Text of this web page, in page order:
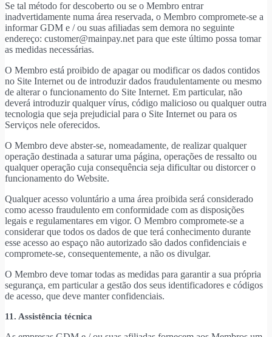
Se tal método for descoberto ou se o Membro entrar
inadvertidamente numa área reservada, o Membro compromete-se a
informar GDM e / ou suas afiliadas sem demora no seguinte
endereço: customer@mainpay.net para que este último possa tomar
as medidas necessárias.
O Membro está proibido de apagar ou modificar os dados contidos
no Site Internet ou de introduzir dados fraudulentamente ou mesmo
de alterar o funcionamento do Site Internet. Em particular, não
deverá introduzir qualquer vírus, código malicioso ou qualquer outra
tecnologia que seja prejudicial para o Site Internet ou para os
Serviços nele oferecidos.
O Membro deve abster-se, nomeadamente, de realizar qualquer
operação destinada a saturar uma página, operações de ressalto ou
qualquer operação cuja consequência seja dificultar ou distorcer o
funcionamento do Website.
Qualquer acesso voluntário a uma área proibida será considerado
como acesso fraudulento em conformidade com as disposições
legais e regulamentares em vigor. O Membro compromete-se a
considerar que todos os dados de que terá conhecimento durante
esse acesso ao espaço não autorizado são dados confidenciais e
compromete-se, consequentemente, a não os divulgar.
O Membro deve tomar todas as medidas para garantir a sua própria
segurança, em particular a gestão dos seus identificadores e códigos
de acesso, que deve manter confidenciais.
11. Assistência técnica